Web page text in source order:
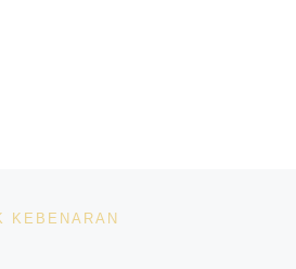
KEBENARAN